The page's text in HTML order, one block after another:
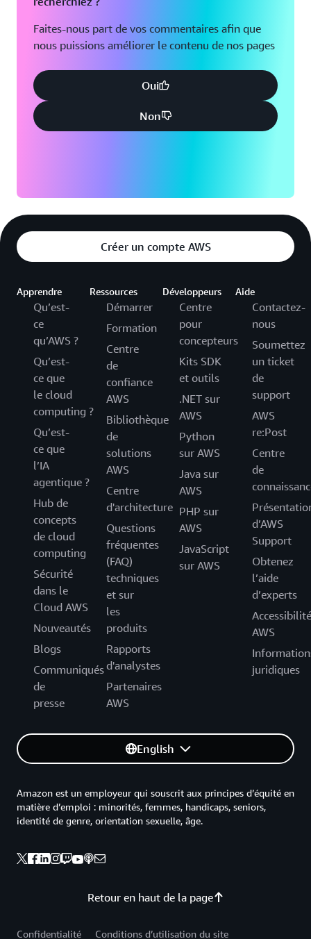
Faites-nous part de vos commentaires afin que
nous puissions améliorer le contenu de nos pages
Oui
Non
Créer un compte AWS
Apprendre
Qu’est-
ce
qu’AWS ?
Qu’est-
ce que
le cloud
computing ?
Qu’est-
ce que
l’IA
agentique ?
Hub de
concepts
de cloud
computing
Sécurité
dans le
Cloud AWS
Nouveautés
Blogs
Communiqués
de
presse
Ressources
Démarrer
Formation
Centre
de
confiance
AWS
Bibliothèque
de
solutions
AWS
Centre
d'architecture
Questions
fréquentes
(FAQ)
techniques
et sur
les
produits
Rapports
d'analystes
Partenaires
AWS
Développeurs
Centre
pour
concepteurs
Kits SDK
et outils
.NET sur
AWS
Python
sur AWS
Java sur
AWS
PHP sur
AWS
JavaScript
sur AWS
Aide
Contactez-
nous
Soumettez
un ticket
de
support
AWS
re:Post
Centre
de
d’AWS
Support
Obtenez
l’aide
d’experts
Accessibilité
AWS
juridiques
English
Retour en haut de la page
Amazon est un employeur qui souscrit aux principes d’équité en
matière d’emploi : minorités, femmes, handicaps, seniors,
identité de genre, orientation sexuelle, âge.
Confidentialité Conditions d’utilisation du site